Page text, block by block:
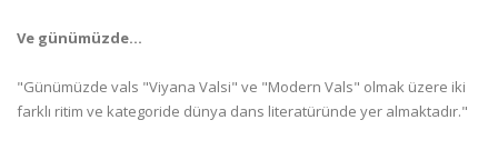
Ve günümüzde...
"Günümüzde vals "Viyana Valsi" ve "Modern Vals" olmak üzere iki
farklı ritim ve kategoride dünya dans literatüründe yer almaktadır."